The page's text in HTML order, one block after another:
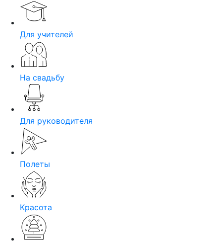
Для учителей
На свадьбу
Для руководителя
Полеты
Красота